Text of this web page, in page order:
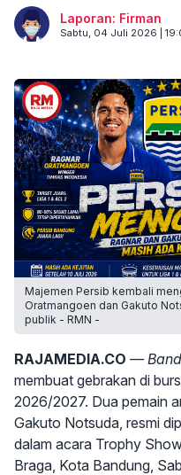
Laporan: Firman
Sabtu, 04 Juli 2026 |
Majemen Persib kembali
Oratmangoen dan Gakuto
publik - RMN -
RAJAMEDIA.CO —
membuat gebrakan di
2026/2027. Dua pemain
Gakuto Notsuda, resmi
dalam acara Trophy
Braga, Kota Bandung,